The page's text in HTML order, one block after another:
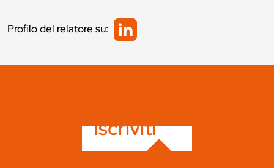
Profilo del relatore su:
iscriviti